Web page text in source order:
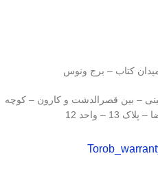
کتاب – برج ونوس
– بین قصرالدشت و کارون – کوچه
– واحد 12